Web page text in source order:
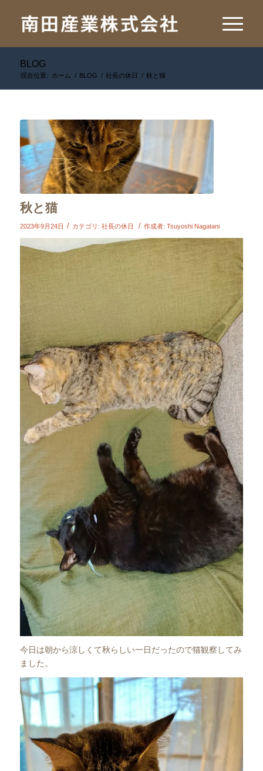
BLOG
現在位置: ホーム / BLOG / 社長の休日 / 秋と猫
秋と猫
2023年9月24日 / カテゴリ: 社長の休日 / 作成者: Tsuyoshi Nagatani
今日は朝から涼しくて秋らしい一日だったので猫観察してみ
ました。